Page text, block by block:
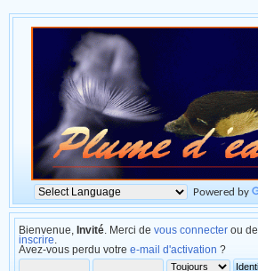
Powered by
Bienvenue, Invité . Merci de vous connecter ou de
inscrire
Avez-vous perdu votre e-mail d'activation ?